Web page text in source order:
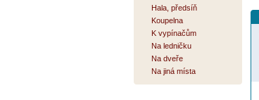
Hala, předsíň
Koupelna
K vypínačům
Na ledničku
Na dveře
Na jiná místa